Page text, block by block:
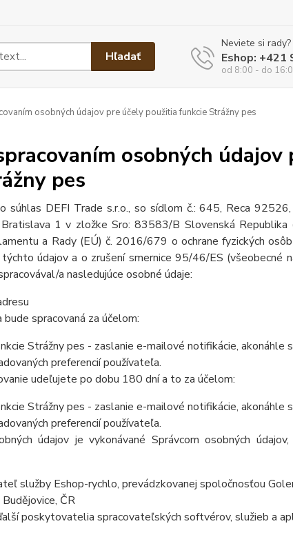
Hľadať
Neviete si
Eshop: +421
od 8:00 - do
osobných údajov pre účely použitia funkcie Strážny pes
osobných
pes
súhlas DEFI Trade s.r.o., so sídlom č.: 645, Reca
1 v zložke Sro: 83583/B Slovenská Republika
a Rady (EÚ) č. 2016/679 o ochrane fyzických
údajov a o zrušení smernice 95/46/ES (všeobecné
a nasledujúce osobné údaje:
bude spracovaná za účelom:
Strážny pes - zaslanie e-mailové notifikácie,
preferencií používateľa.
udeľujete po dobu 180 dní a to za účelom:
Strážny pes - zaslanie e-mailové notifikácie,
preferencií používateľa.
údajov je vykonávané Správcom osobných
služby Eshop-rychlo, prevádzkovanej spoločnosťou
ČR
poskytovatelia spracovateľských softvérov, služieb a